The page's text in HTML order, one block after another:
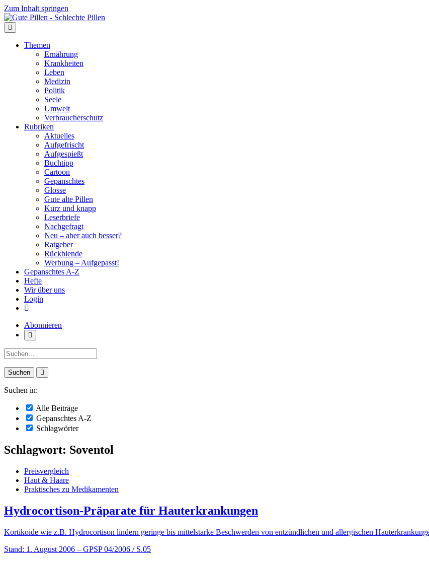
Zum Inhalt springen
Themen
Ernährung
Krankheiten
Leben
Medizin
Politik
Seele
Umwelt
Verbraucherschutz
Rubriken
Aktuelles
Aufgefrischt
Aufgespießt
Buchtipp
Cartoon
Gepanschtes
Glosse
Gute alte Pillen
Kurz und knapp
Leserbriefe
Nachgefragt
Neu – aber auch besser?
Ratgeber
Rückblende
Werbung – Aufgepasst!
Gepanschtes A-Z
Hefte
Wir über uns
Login
Abonnieren
Suche:
Suchen in:
Alle Beiträge
Gepanschtes A-Z
Schlagwörter
Schlagwort: Soventol
Preisvergleich
Haut & Haare
Praktisches zu Medikamenten
Hydrocortison-Präparate für Hauterkrankungen
Kortikoide wie z.B. Hydrocortison lindern geringe bis mittelstarke Beschwerden von entzündlichen und allergischen
Stand: 1. August 2006 – GPSP 04/2006 / S.05